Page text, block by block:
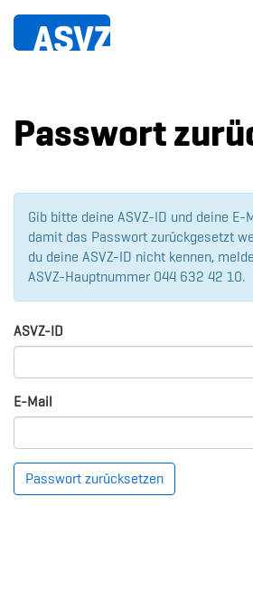
Passwort
Gib bitte deine ASVZ-ID und deine
damit das Passwort zurückgesetzt
du deine ASVZ-ID nicht kennen,
ASVZ-Hauptnummer 044 632 42 10.
ASVZ-ID
E-Mail
Passwort zurücksetzen